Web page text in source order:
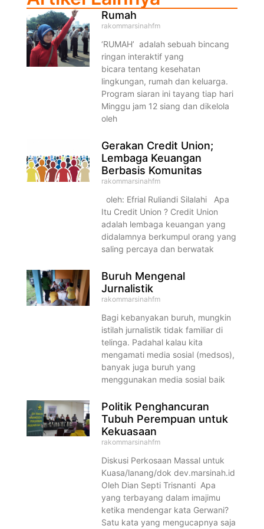
Rumah
rakommarsinahfm
‘RUMAH’ adalah sebuah bincang
ringan interaktif yang
bicara tentang kesehatan
lingkungan, rumah dan keluarga.
Program siaran ini tayang tiap hari
Minggu jam 12 siang dan dikelola
oleh
Gerakan Credit Union;
Lembaga Keuangan
Berbasis Komunitas
rakommarsinahfm
oleh: Efrial Ruliandi Silalahi Apa
Itu Credit Union ? Credit Union
adalah lembaga keuangan yang
didalamnya berkumpul orang yang
saling percaya dan berwatak
Buruh Mengenal
Jurnalistik
rakommarsinahfm
Bagi kebanyakan buruh, mungkin
istilah jurnalistik tidak familiar di
telinga. Padahal kalau kita
mengamati media sosial (medsos),
banyak juga buruh yang
menggunakan media sosial baik
Politik Penghancuran
Tubuh Perempuan untuk
Kekuasaan
rakommarsinahfm
Diskusi Perkosaan Massal untuk
Kuasa/lanang/dok dev.marsinah.id
Oleh Dian Septi Trisnanti Apa
yang terbayang dalam imajimu
ketika mendengar kata Gerwani?
Satu kata yang mengucapnya saja